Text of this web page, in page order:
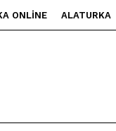
ONLINE ALATURKA